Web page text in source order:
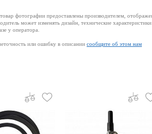
фотографии предоставлены производителем,
может изменять дизайн, технические
у оператора.
или ошибку в описании сообщите об этом нам